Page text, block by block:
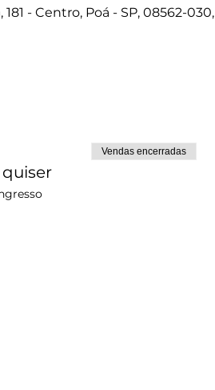
- Centro, Poá - SP, 08562-030,
Vendas encerradas